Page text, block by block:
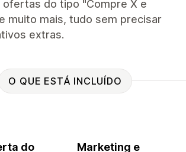
ofertas do tipo "Compre X e
muito mais, tudo sem precisar
extras.
O QUE ESTÁ INCLUÍDO
do
Marketing e